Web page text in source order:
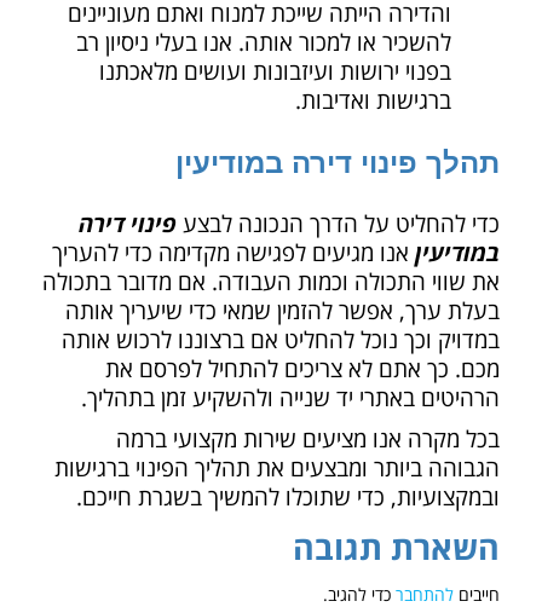
והדירה הייתה שייכת למנוח ואתם מעוניינים
להשכיר או למכור אותה. אנו בעלי ניסיון רב
בפנוי ירושות ועיזבונות ועושים מלאכתנו
ברגישות ואדיבות.
תהלך פינוי דירה במודיעין
כדי להחליט על הדרך הנכונה לבצע פינוי דירה
במודיעין אנו מגיעים לפגישה מקדימה כדי להעריך
את שווי התכולה וכמות העבודה. אם מדובר בתכולה
בעלת ערך, אפשר להזמין שמאי כדי שיעריך אותה
במדויק וכך נוכל להחליט אם ברצוננו לרכוש אותה
מכם. כך אתם לא צריכים להתחיל לפרסם את
הרהיטים באתרי יד שנייה ולהשקיע זמן בתהליך.
בכל מקרה אנו מציעים שירות מקצועי ברמה
הגבוהה ביותר ומבצעים את תהליך הפינוי ברגישות
ובמקצועיות, כדי שתוכלו להמשיך בשגרת חייכם.
השארת תגובה
חייבים להתחבר כדי להגיב.